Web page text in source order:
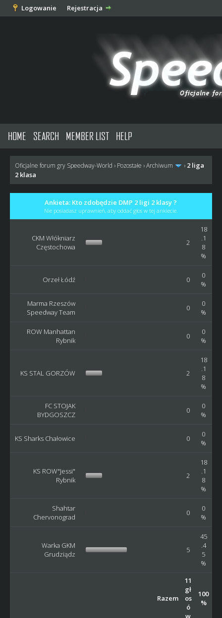
Logowanie Rejestracja
HOME SEARCH MEMBER LIST HELP
Oficjalne forum gry Speedway-World › Pozostałe ›Archiwum › 2 liga
2 klasa
Ankieta: Kto zdobędzie DMP 2 ligi 2 klasy ?
Nie posiadasz uprawnień, aby oddać głos w tej ankiecie.
CKM Włókniarz
Częstochowa
2
18
.1
8
%
Orzeł Łódź 0
0
%
Marma Rzeszów
Speedway Team
0
0
%
ROW Manhattan
Rybnik
0
0
%
KS STAL GORZÓW 2
18
.1
8
%
FC STOJAK
BYDGOSZCZ
0
0
%
KS Sharks Chałowice 0
0
%
KS ROW"Jessi"
Rybnik
2
18
.1
8
%
Shahtar
Chervonograd
0
0
%
Warka GKM
Grudziądz
5
45
.4
5
%
Razem
11
gł
os
ó
w
100
%